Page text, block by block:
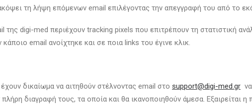
τη λήψη επόμενων email επιλέγοντας την απεγγραφή του από το
της digi-med περιέχουν tracking pixels που επιτρέπουν τη στατιστική
email ανοίχτηκε και σε ποια links του έγινε κλικ.
δικαίωμα να αιτηθούν στέλνοντας email στο support@digi-med.gr
διαγραφή τους, τα οποία και θα ικανοποιηθούν άμεσα. Εξαιρείται